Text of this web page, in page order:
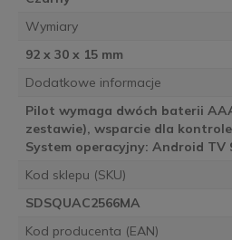
Wymiary
92 x 30 x 15 mm
Dodatkowe informacje
Pilot wymaga dwóch baterii
zestawie), wsparcie dla
System operacyjny: Android TV
Kod sklepu (SKU)
SDSQUAC2566MA
Kod producenta (EAN)